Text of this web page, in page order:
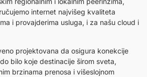
internet najvišeg kvaliteta
i provajderima usluga, i za našu cloud i
projektovana da osigura konekcije
bilo koje destinacije širom sveta,
brzinama prenosa i višeslojnom